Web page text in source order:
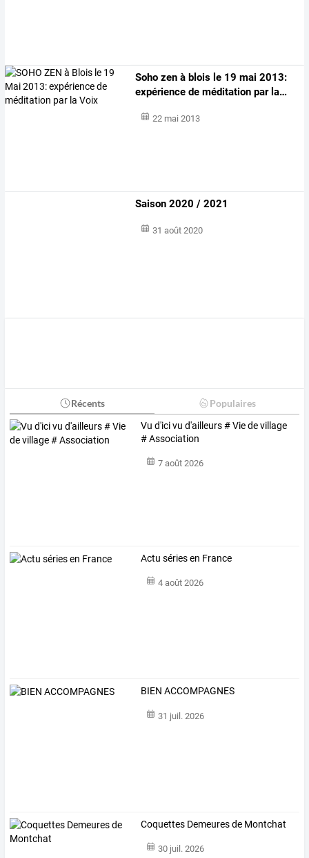
Soho zen à blois le 19 mai 2013:
expérience de méditation parla…
22 mai 2013
Saison 2020 / 2021
31 août 2020
Récents Populaires
Vu d'ici vu d'ailleurs # Vie de village
# Association
7 août 2026
Actu séries en France
4 août 2026
BIEN ACCOMPAGNES
31 juil. 2026
Coquettes Demeures de Montchat
30 juil. 2026